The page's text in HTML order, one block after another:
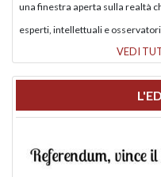
una finestra aperta sulla realtà
esperti, intellettuali e
VEDI